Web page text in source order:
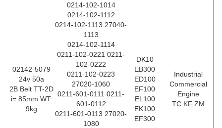
0214-102-1014
0214-102-1112
0214-102-1113 27040-
1113
0214-102-1114
02142-5079
24v 50a
2B Belt TT-2D
i= 85mm WT:
9kg
0211-102-0221 0211-
102-0222
0211-102-0223
27020-1060
0211-601-0111 0211-
601-0112
0211-601-0113 27020-
1080
DK10
EB300
ED100
EF100
EL100
EK100
EF300
Industrial
Commercial
Engine
TC KF ZM